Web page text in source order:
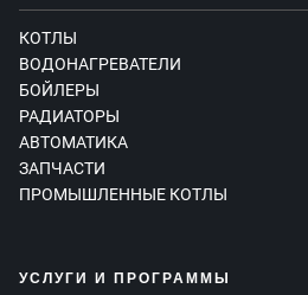
КОТЛЫ
ВОДОНАГРЕВАТЕЛИ
БОЙЛЕРЫ
РАДИАТОРЫ
АВТОМАТИКА
ЗАПЧАСТИ
ПРОМЫШЛЕННЫЕ КОТЛЫ
УСЛУГИ И ПРОГРАММЫ